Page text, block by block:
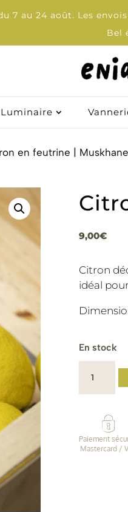
7 au 24 août. Les
Bel
Luminaire
Luminaire
en feutrine | Muskhane
9,00€
Citron
idéal
En stock
Citron
feutrine
|Paiement
Mastercard /